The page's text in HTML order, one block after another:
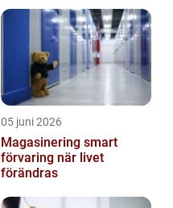
05 juni 2026
Magasinering smart
förvaring när livet
förändras